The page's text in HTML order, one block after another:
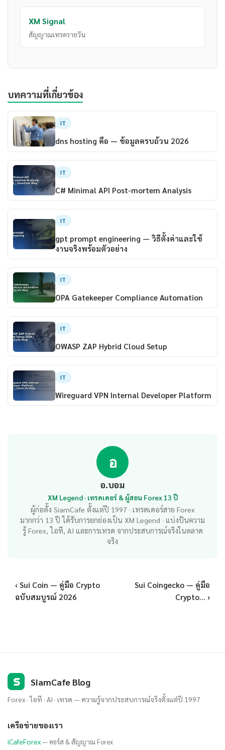
XM Signal
สัญญาณเทรดรายวัน
บทความที่เกี่ยวข้อง
IT
dns hosting คือ — ข้อมูลครบถ้วน 2026
IT
C# Minimal API Post-mortem Analysis
IT
gpt prompt engineering — วิธีตั้งค่าและใช้
งานจริงพร้อมตัวอย่าง
IT
OPA Gatekeeper Compliance Automation
IT
OWASP ZAP Hybrid Cloud Setup
IT
Wireguard VPN Internal Developer Platform
อ
อ.บอม
XM Legend · เทรดเดอร์ & ผู้สอน Forex 13 ปี
ผู้ก่อตั้ง SiamCafe ตั้งแต่ปี 1997 · เทรดเดอร์สาย Forex
มากกว่า 13 ปี ได้รับการยกย่องเป็น XM Legend · แบ่งปันความ
รู้ Forex, ไอที, AI และการเทรด จากประสบการณ์จริงในตลาด
จริง
‹ Sui Coin — คู่มือ Crypto
ฉบับสมบูรณ์ 2026
Sui Coingecko — คู่มือ
Crypto... ›
S SiamCafe Blog
Forex · ไอที · AI · เทรด — ความรู้จากประสบการณ์จริงตั้งแต่ปี 1997
เครือข่ายของเรา
iCafeForex— คอร์ส & สัญญาณ Forex